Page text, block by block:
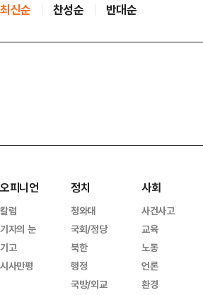
최신순 찬성순 반대순
오피니언
칼럼
기자의 눈
기고
시사만평
정치
청와대
국회/정당
북한
행정
국방/외교
사회
사건사고
교육
노동
언론
환경